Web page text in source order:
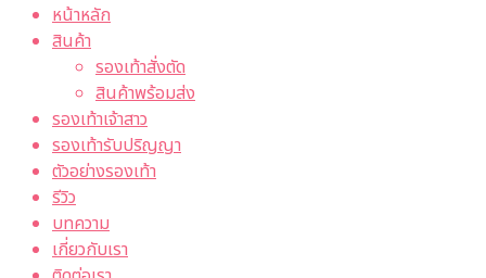
หน้าหลัก
สินค้า
รองเท้าสั่งตัด
สินค้าพร้อมส่ง
รองเท้าเจ้าสาว
รองเท้ารับปริญญา
ตัวอย่างรองเท้า
รีวิว
บทความ
เกี่ยวกับเรา